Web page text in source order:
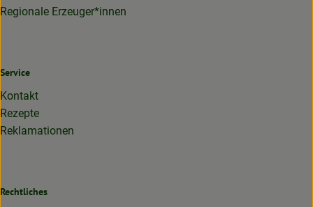
Regionale Erzeuger*innen
Service
Kontakt
Rezepte
Reklamationen
Rechtliches